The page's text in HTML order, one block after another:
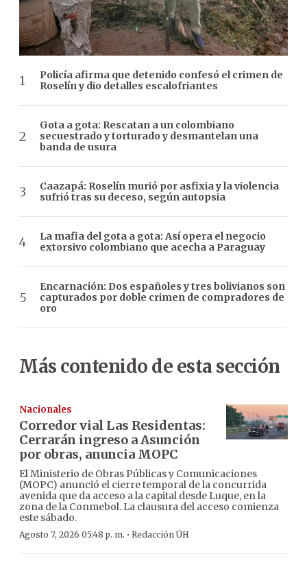
Policía afirma que detenido confesó el crimen de
Roselín y dio detalles escalofriantes
Gota a gota: Rescatan a un colombiano
secuestrado y torturado y desmantelan una
banda de usura
Caazapá: Roselín murió por asfixia y la violencia
sufrió tras su deceso, según autopsia
La mafia del gota a gota: Así opera el negocio
extorsivo colombiano que acecha a Paraguay
Encarnación: Dos españoles y tres bolivianos son
capturados por doble crimen de compradores de
oro
Más contenido de esta sección
Nacionales
Corredor vial Las Residentas:
Cerrarán ingreso a Asunción
por obras, anuncia MOPC
El Ministerio de Obras Públicas y Comunicaciones
(MOPC) anunció el cierre temporal de la concurrida
avenida que da acceso a la capital desde Luque, en la
zona de la Conmebol. La clausura del acceso comienza
este sábado.
Agosto 7, 2026 05:48 p. m. · Redacción ÚH